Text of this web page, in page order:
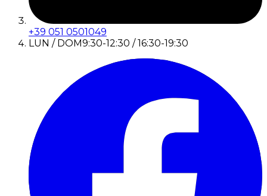
+39 051 0501049
LUN / DOM9:30-12:30 / 16:30-19:30